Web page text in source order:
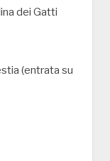
dei Gatti
(entrata su